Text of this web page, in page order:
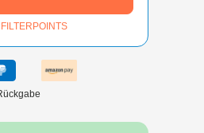
FILTERPOINTS